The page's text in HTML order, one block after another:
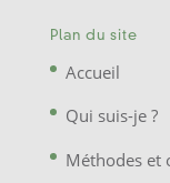
Plan du site
Accueil
Qui suis-je ?
Méthodes et